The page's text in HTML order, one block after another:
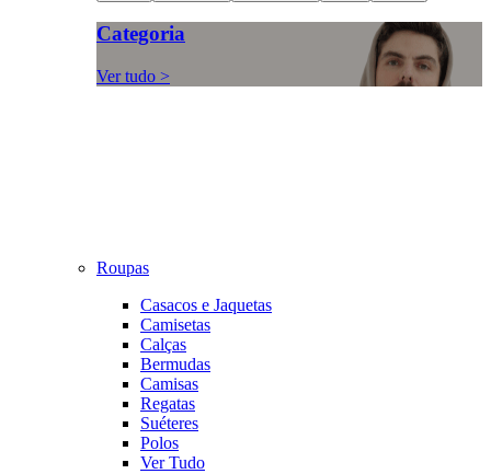
Categoria
Ver tudo >
Roupas
Casacos e Jaquetas
Camisetas
Calças
Bermudas
Camisas
Regatas
Suéteres
Polos
Ver Tudo